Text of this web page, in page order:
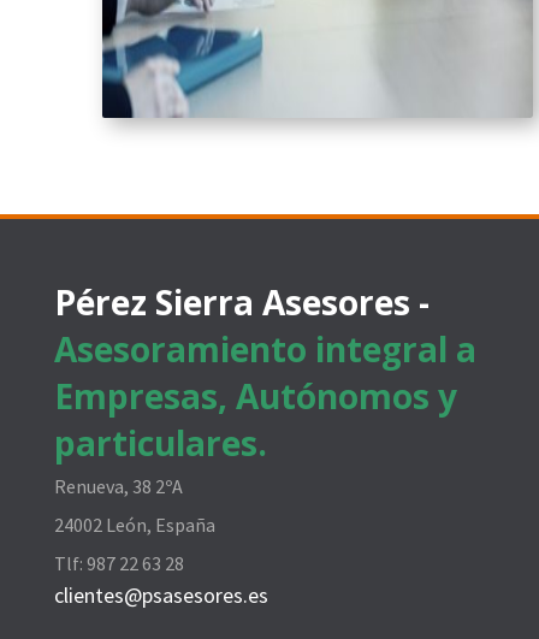
Pérez Sierra Asesores -
Asesoramiento integral a
Empresas, Autónomos y
particulares.
Renueva, 38 2ºA
24002 León, España
Tlf: 987 22 63 28
clientes@psasesores.es